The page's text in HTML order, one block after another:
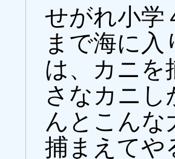
せがれ小学
まで海に
は、カニを
さなカニ
んとこんな
捕まえてや